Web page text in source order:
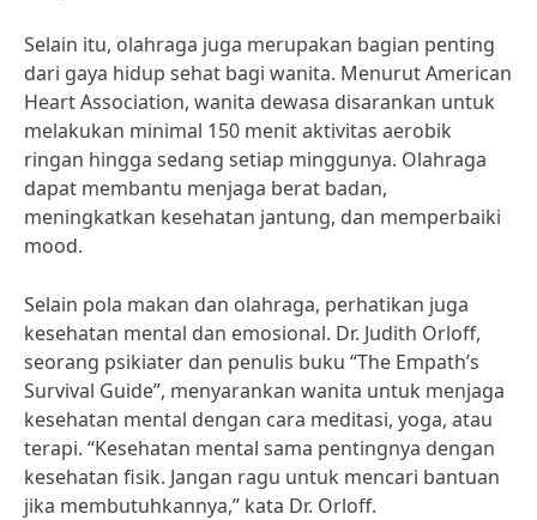
Selain itu, olahraga juga merupakan bagian penting
dari gaya hidup sehat bagi wanita. Menurut American
Heart Association, wanita dewasa disarankan untuk
melakukan minimal 150 menit aktivitas aerobik
ringan hingga sedang setiap minggunya. Olahraga
dapat membantu menjaga berat badan,
meningkatkan kesehatan jantung, dan memperbaiki
mood.
Selain pola makan dan olahraga, perhatikan juga
kesehatan mental dan emosional. Dr. Judith Orloff,
seorang psikiater dan penulis buku “The Empath’s
Survival Guide”, menyarankan wanita untuk menjaga
kesehatan mental dengan cara meditasi, yoga, atau
terapi. “Kesehatan mental sama pentingnya dengan
kesehatan fisik. Jangan ragu untuk mencari bantuan
jika membutuhkannya,” kata Dr. Orloff.